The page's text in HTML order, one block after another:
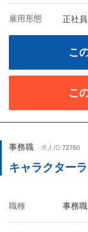
雇用形態 正社員
こ
こ
事務職 求人ID:72760
キャラクター
職種 事務職